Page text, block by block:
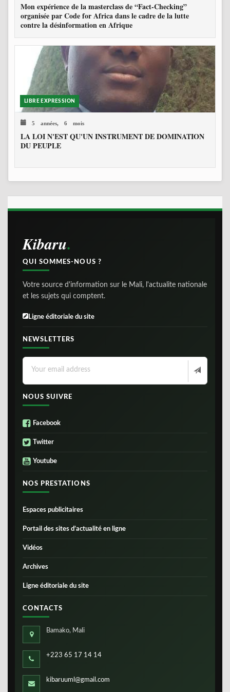
Mon expérience de la masterclass de “Fact-Checking”
organisée par Code for Africa dans le cadre de la lutte
contre la désinformation en Afrique
LIBRE EXPRESSION
5 années, 6 mois
LA LOI N'EST QU'UN INSTRUMENT DE DOMINATION
DU PEUPLE
Kibaru
QUI SOMMES-NOUS ?
Votre source d'information sur le Mali, l'actualite nationale
et les sujets qui comptent.
Ligne éditoriale du site
NEWSLETTERS
NOUS SUIVRE
Facebook
Twitter
Youtube
NOS PRESTATIONS
Espaces publicitaires
Portail des sites d’actualité en ligne
Vidéos
Archives
Ligne éditoriale du site
CONTACTS
Bamako, Mali
+223 65 17 14 14
kibaruuml@gmail.com